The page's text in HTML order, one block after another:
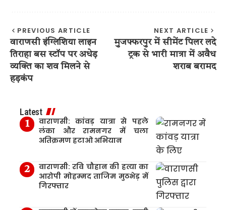
PREVIOUS ARTICLE
वाराणसी इंग्लिशिया लाइन
तिराहा बस स्टॉप पर अधेड़
व्यक्ति का शव मिलने से
हड़कंप
NEXT ARTICLE
मुजफ्फरपुर में सीमेंट पिलर लदे
ट्रक से भारी मात्रा में अवैध
शराब बरामद
Latest
वाराणसी: कांवड़ यात्रा से पहले
लंका और रामनगर में चला
अतिक्रमण हटाओ अभियान
वाराणसी: रवि चौहान की हत्या का
आरोपी मोहम्मद ताजिम मुठभेड़ में
गिरफ्तार